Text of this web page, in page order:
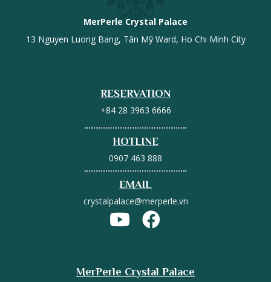
MerPerle Crystal Palace
13 Nguyen Luong Bang, Tân Mỹ Ward, Ho Chi Minh City
RESERVATION
+84 28 3963 6666
HOTLINE
0907 463 888
EMAIL
crystalpalace@merperle.vn
MerPerle Crystal Palace